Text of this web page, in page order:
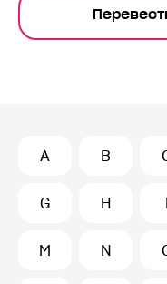
A B
G H I
M N